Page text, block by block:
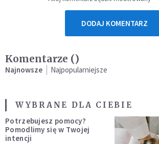
DODAJ KOMENTARZ
Komentarze ()
Najnowsze Najpopularniejsze
WYBRANE DLA CIEBIE
Potrzebujesz pomocy?
Pomodlimy się w Twojej
intencji